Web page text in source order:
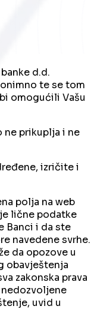
d.d.
te se tom
omogućili Vašu
ne prikuplja i ne
izričite i
polja na web
lične podatke
Banci i da ste
navedene svrhe.
da opozove u
obavještenja
zakonska prava
uvid u